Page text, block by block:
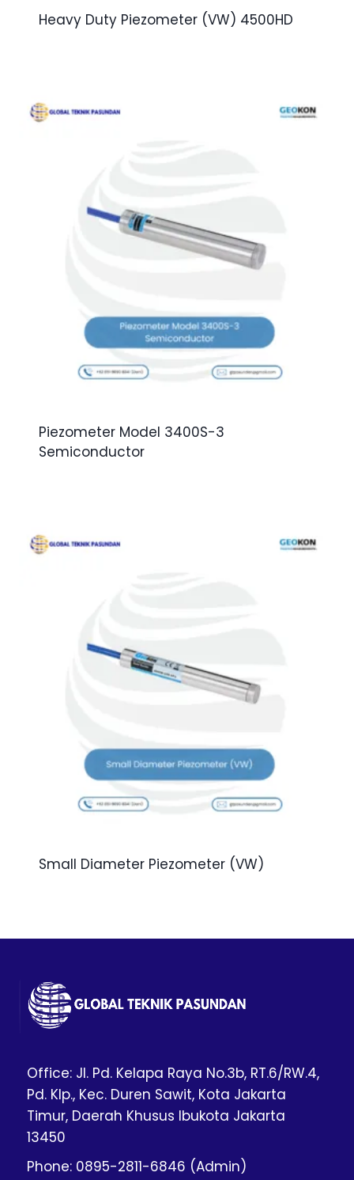
Heavy Duty Piezometer (VW) 4500HD
Piezometer Model 3400S-3
Semiconductor
Small Diameter Piezometer (VW)
Office: Jl. Pd. Kelapa Raya No.3b, RT.6/RW.4,
Pd. Klp., Kec. Duren Sawit, Kota Jakarta
Timur, Daerah Khusus Ibukota Jakarta
13450
Phone: 0895-2811-6846 (Admin)